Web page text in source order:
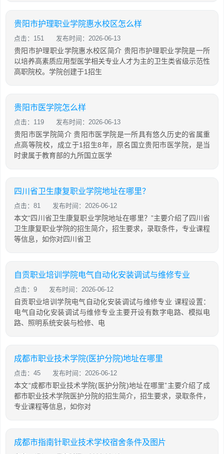
贵阳市护理职业学院惠水校区怎么样
点击：151 发布时间：2026-06-13
贵阳市护理职业学院惠水校区简介 贵阳市护理职业学院是一所
以培养高素质应用型医学相关专业人才为主的卫生类省级示范性
高职院校。学院创建于1招生
贵阳市医学院怎么样
点击：119 发布时间：2026-06-13
贵阳市医学院简介 贵阳市医学院是一所具有悠久历史的省属重
点高等院校，成立于1招生8年，原名国立贵阳市医学院，是当
时隶属于教育部的九所国立医学
四川省卫生康复职业学院地址在哪里？
点击：81 发布时间：2026-06-12
本文“四川省卫生康复职业学院地址在哪里？”主要介绍了四川省
卫生康复职业学院的招生简介，招生要求，录取条件，专业课程
等信息，如你对四川省卫
自贡职业培训学院电气自动化安装调试与维修专业
点击：9 发布时间：2026-06-12
自贡职业培训学院电气自动化安装调试与维修专业 课程设置：
电气自动化安装调试与维修专业主要开设有数字电路、模拟电
路、照明系统安装与检修、电
成都市职业技术学院(医护分院)地址在哪里
点击：45 发布时间：2026-06-12
本文“成都市职业技术学院(医护分院)地址在哪里”主要介绍了成
都市职业技术学院医护分院的招生简介，招生要求，录取条件，
专业课程等信息，如你对
成都市指南针职业技术学校宿舍条件及图片